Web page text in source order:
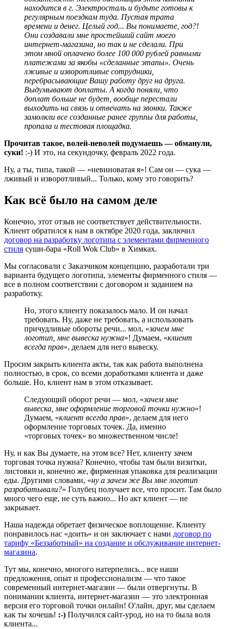
находится в г. Электросталь и будьте готовы к
регулярным поездкам туда. Пустая трата
времени и денег. Целый год... Вы понимаете, год?!
Они создавали мне простейший сайт моего
интернет-магазина, но так и не сделали. При
этом мной оплачено более 100 000 рублей равными
платежами за якобы «сделанные этапы». Очень
лживые и изворотливые сотрудники,
перебрасывающие Вашу работу друг на друга.
Выдумывают доплаты. А когда поняли, что
доплат больше не будет, вообще перестали
выходить на связь и отвечать на звонки. Также
замолкли все созданные ранее группы для работы,
пропала и тестовая площадка.
Прочитав такое, волей-неволей подумаешь — обманули,
суки! :-) И это, на секундочку, февраль 2022 года.
Ну, а ты, типа, такой — «невиноватая я»! Сам он — сука —
лживый и изворотливый... Только, кому это говорить?
Как всё было на самом деле
Конечно, этот отзыв не соответствует действительности.
Клиент обратился к нам в октябре 2020 года, заключил
договор на разработку логотипа с элементами фирменного
стиля суши-бара «Roll Wok Club» в Химках.
Мы согласовали с Заказчиком концепцию, разработали три
варианта будущего логотипа, элементы фирменного стиля —
все в полном соответствии с договором и заданием на
разработку.
Но, этого клиенту показалось мало. И он начал
требовать. Ну, даже не требовать, а использовать
причудливые обороты речи... мол, «зачем мне
логотип, мне вывеска нужна»! Думаем, «клиент
всегда прав», делаем для него вывеску.
Просим закрыть клиента акты, так как работа выполнена
полностью, в срок, со всеми доработками клиента и даже
больше. Но, клиент нам в этом отказывает.
Следующий оборот речи — мол, «зачем мне
вывеска, мне оформление торговой точки нужно»!
Думаем, «клиент всегда прав», делаем для него
оформление торговых точек. Да, именно
«торговых точек» во множественном числе!
Ну, и как Вы думаете, на этом все? Нет, клиенту зачем
торговая точка нужна? Конечно, чтобы там были визитки,
листовки и, конечно же, фирменная упаковка для реализации
еды. Другими словами, «ну а зачем же Вы мне логотип
разрабатывали?» Голубец получает все, что просит. Там было
много чего еще, не суть важно... Но акт клиент — не
закрывает.
Наша надежда обретает физическое воплощение. Клиенту
понравилось нас «доить» и он заключает с нами договор по
тарифу «Беззаботный» на создание и обслуживание интернет-
магазина.
Тут мы, конечно, многого натерпелись... все наши
предложения, опыт и профессионализм — что такое
современный интернет-магазин — были отвергнуты. В
понимании клиента, интернет-магазин — это электронная
версия его торговой точки онлайн! О'лайн, друг, мы сделаем
как ты хочешь! :-) Получился сайт-урод, но на то была воля
клиента...